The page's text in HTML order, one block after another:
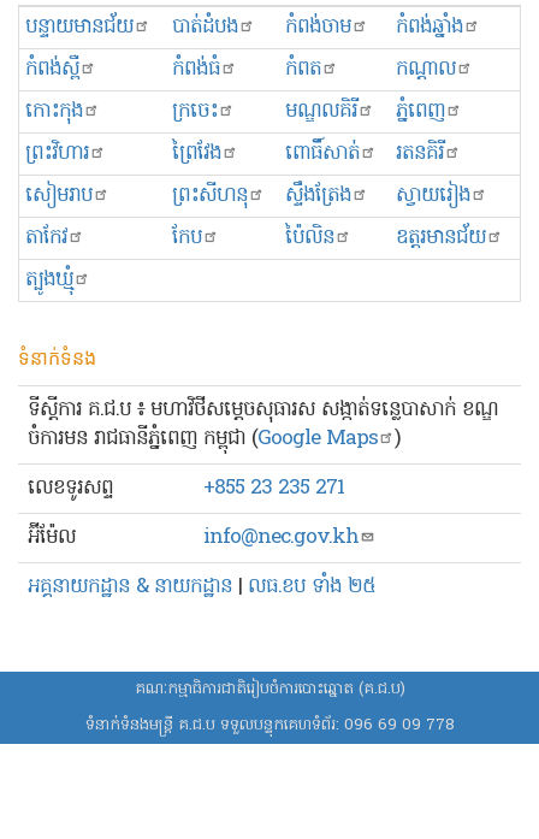
បន្ទាយមានជ័យ បាត់ដំបង កំពង់ចាម
កំពង់ឆ្នាំង
កំពង់ស្ពឺ
កំពង់ធំ កំពត
កណ្ដាល
កោះកុង
ក្រចេះ មណ្ឌលគិរី
ភ្នំពេញ
ព្រះ​វិហារ
ព្រៃវែង ពោធិ៍សាត់
រតនគិរី
សៀមរាប
ព្រះសីហនុ ស្ទឹងត្រែង
ស្វាយរៀង
តាកែវ
កែប ប៉ៃលិន
ឧត្ដរមានជ័យ
ត្បូងឃ្មុំ
ទំនាក់ទំនង
ទីស្ដីការ គ.ជ.ប ៖ មហាវិថីសម្ដេចសុធារស សង្កាត់ទន្លេបាសាក់ ខណ្ឌ
ចំការមន រាជធានីភ្នំពេញ កម្ពុជា (Google Maps )
លេខ​ទូរសព្ទ
+855 23 235 271
អ៊ីម៉ែល
info@nec.gov.kh
អគ្គនាយកដ្ឋាន & នាយកដ្ឋាន | លធ.ខប ទាំង ២៥
គណៈកម្មាធិការជាតិរៀបចំការបោះឆ្នោត (គ.ជ.ប)
ទំនាក់ទំនងមន្ត្រី គ.ជ.ប ទទួលបន្ទុកគេហទំព័រ: 096 69 09 778